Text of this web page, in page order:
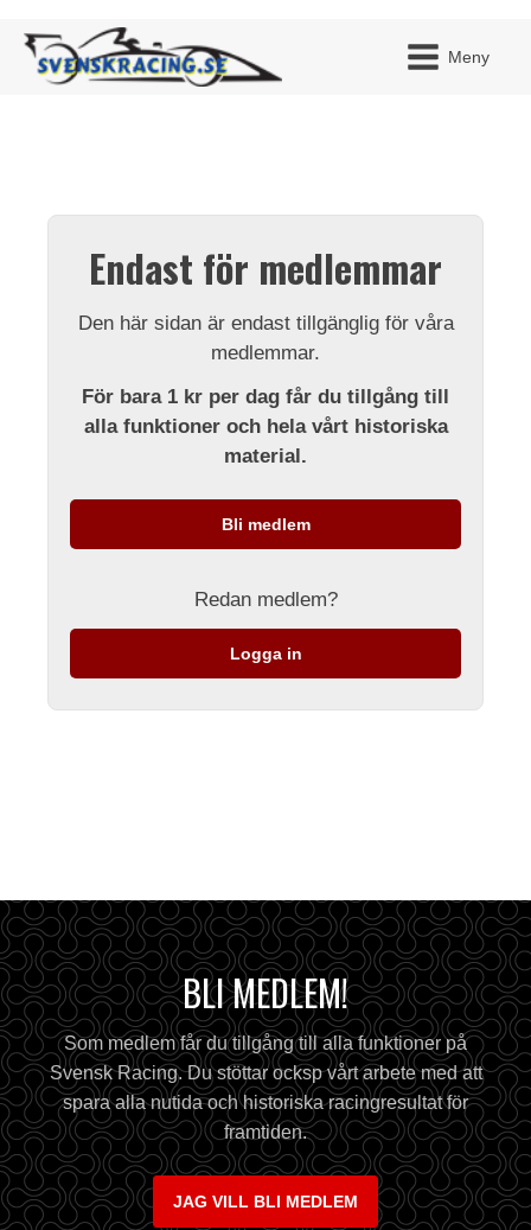
Meny
Endast för medlemmar
Den här sidan är endast tillgänglig för våra
medlemmar.
För bara 1 kr per dag får du tillgång till
alla funktioner och hela vårt historiska
material.
Bli medlem
Redan medlem?
Logga in
BLI MEDLEM!
Som medlem får du tillgång till alla funktioner på
Svensk Racing. Du stöttar ocksp vårt arbete med att
spara alla nutida och historiska racingresultat för
framtiden.
JAG VILL BLI MEDLEM